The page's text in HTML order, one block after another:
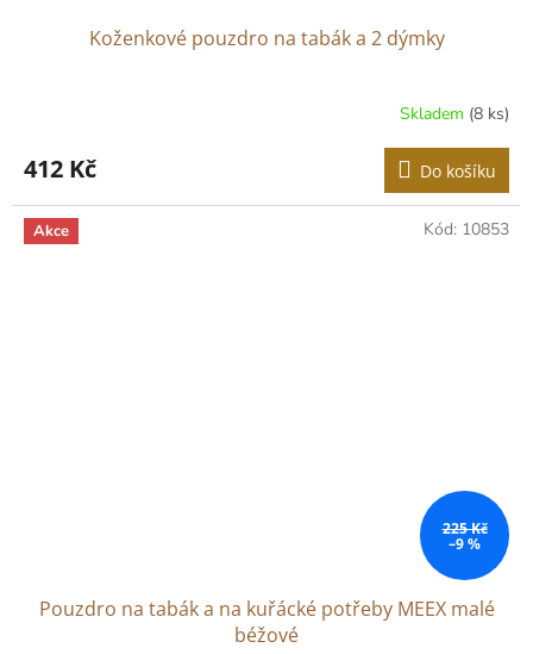
Koženkové pouzdro na tabák a 2 dýmky
Skladem (8 ks)
412 Kč Do košíku
Akce
225 Kč
–9 %
Pouzdro na tabák a na kuřácké potřeby MEEX malé
béžové
Kód: 10853